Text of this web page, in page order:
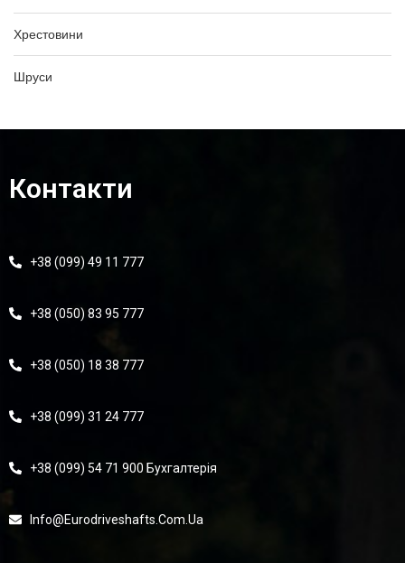
Хрестовини
Шруси
Контакти
+38 (099) 49 11 777
+38 (050) 83 95 777
+38 (050) 18 38 777
+38 (099) 31 24 777
+38 (099) 54 71 900 Бухгалтерія
Info@eurodriveshafts.com.ua